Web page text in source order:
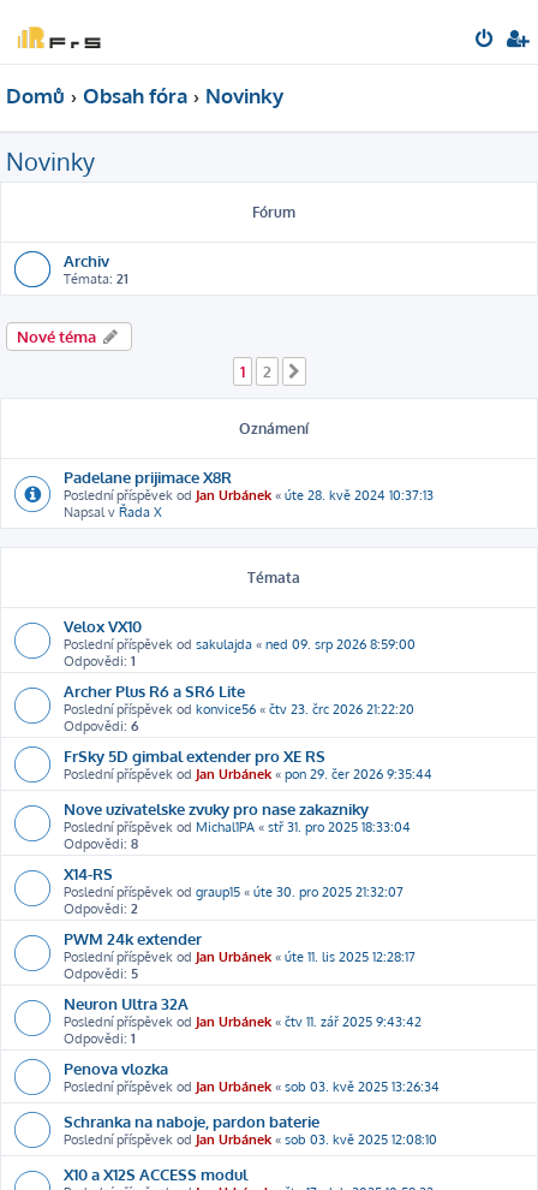
Domů Obsah fóra Novinky
Novinky
Fórum
Archiv
Témata: 21
Nové téma
1
2
Oznámení
Padelane prijimace X8R
Poslední příspěvek od Jan Urbánek « úte 28. kvě 2024 10:37:13
Napsal v Řada X
Témata
Velox VX10
Poslední příspěvek od sakulajda « ned 09. srp 2026 8:59:00
Odpovědi: 1
Archer Plus R6 a SR6 Lite
Poslední příspěvek od konvice56 « čtv 23. črc 2026 21:22:20
Odpovědi: 6
FrSky 5D gimbal extender pro XE RS
Poslední příspěvek od Jan Urbánek « pon 29. čer 2026 9:35:44
Nove uzivatelske zvuky pro nase zakazniky
Poslední příspěvek od Michal1PA « stř 31. pro 2025 18:33:04
Odpovědi: 8
X14-RS
Poslední příspěvek od graup15 « úte 30. pro 2025 21:32:07
Odpovědi: 2
PWM 24k extender
Poslední příspěvek od Jan Urbánek « úte 11. lis 2025 12:28:17
Odpovědi: 5
Neuron Ultra 32A
Poslední příspěvek od Jan Urbánek « čtv 11. zář 2025 9:43:42
Odpovědi: 1
Penova vlozka
Poslední příspěvek od Jan Urbánek « sob 03. kvě 2025 13:26:34
Schranka na naboje, pardon baterie
Poslední příspěvek od Jan Urbánek « sob 03. kvě 2025 12:08:10
X10 a X12S ACCESS modul